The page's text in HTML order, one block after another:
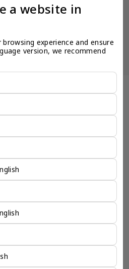
）的服务质量标准，我们限制某些产
德的竞争。请使用此表格填写您的请
关系经理联系我
环球 ™（中国内地）
案来解决所有
法
专业能确保您企业出海上的每一
了经济高效、高效和持久的解决
结合，我们经验丰富的团队能够
恒的法律结构设计，满足您的商
a website in
experience and ensure
version, we recommend